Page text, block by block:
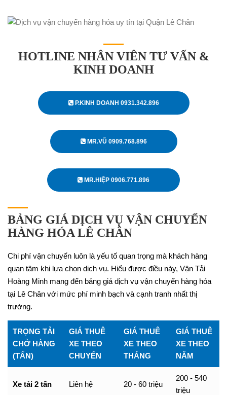
HOTLINE NHÂN VIÊN TƯ VẤN &
KINH DOANH
P.KINH DOANH 0931.342.896
MR.VŨ 0909.768.896
MR.HIỆP 0906.771.896
BẢNG GIÁ DỊCH VỤ VẬN CHUYỂN
HÀNG HÓA LÊ CHÂN
Chi phí vận chuyển luôn là yếu tố quan trọng mà khách hàng
quan tâm khi lựa chọn dịch vụ. Hiểu được điều này, Vận Tải
Hoàng Minh mang đến bảng giá dịch vụ vận chuyển hàng hóa
tại Lê Chân với mức phí minh bạch và cạnh tranh nhất thị
trường.
TRỌNG TẢI
CHỞ HÀNG
(TẤN)
GIÁ THUÊ
XE THEO
CHUYẾN
GIÁ THUÊ
XE THEO
THÁNG
GIÁ THUÊ
XE THEO
NĂM
Xe tải 2 tấn Liên hệ 20 - 60 triệu
200 - 540
triệu